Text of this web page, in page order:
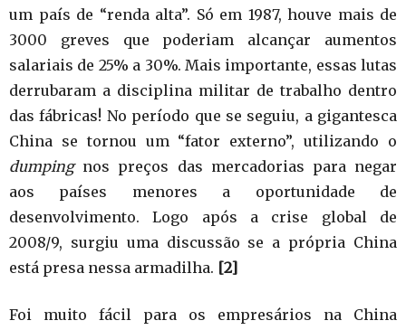
um país de “renda alta”. Só em 1987, houve mais de
3000 greves que poderiam alcançar aumentos
salariais de 25% a 30%. Mais importante, essas lutas
derrubaram a disciplina militar de trabalho dentro
das fábricas! No período que se seguiu, a gigantesca
China se tornou um “fator externo”, utilizando o
dumpingnos preços das mercadorias para negar
aos países menores a oportunidade de
desenvolvimento. Logo após a crise global de
2008/9, surgiu uma discussão se a própria China
está presa nessa armadilha. [2]
Foi muito fácil para os empresários na China